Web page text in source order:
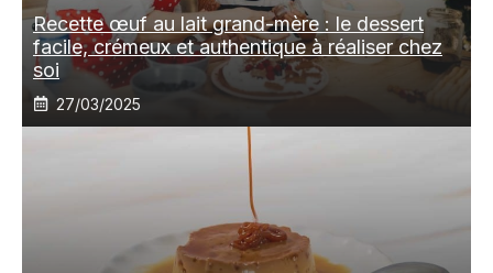
Recette œuf au lait grand-mère : le dessert
facile, crémeux et authentique à réaliser chez
soi
27/03/2025